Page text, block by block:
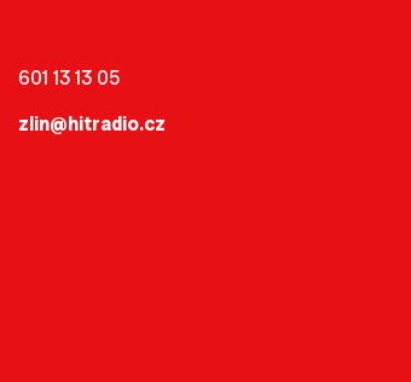
601 13 13 05
zlin@hitradio.cz